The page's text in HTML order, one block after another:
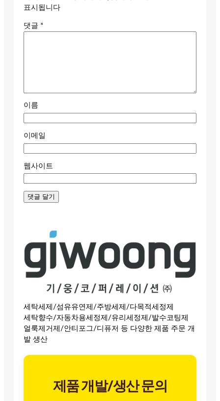
표시됩니다
댓글 *
이름
이메일
웹사이트
세탁세제/섬유유연제/주방세제/다목적세정제
세탁향수/자동차용세정제/유리세정제/발수코팅제
얼룩제거제/안티포그/디퓨저 등 다양한 제품 주문 개
발 생산
제품 개발/생산 문의